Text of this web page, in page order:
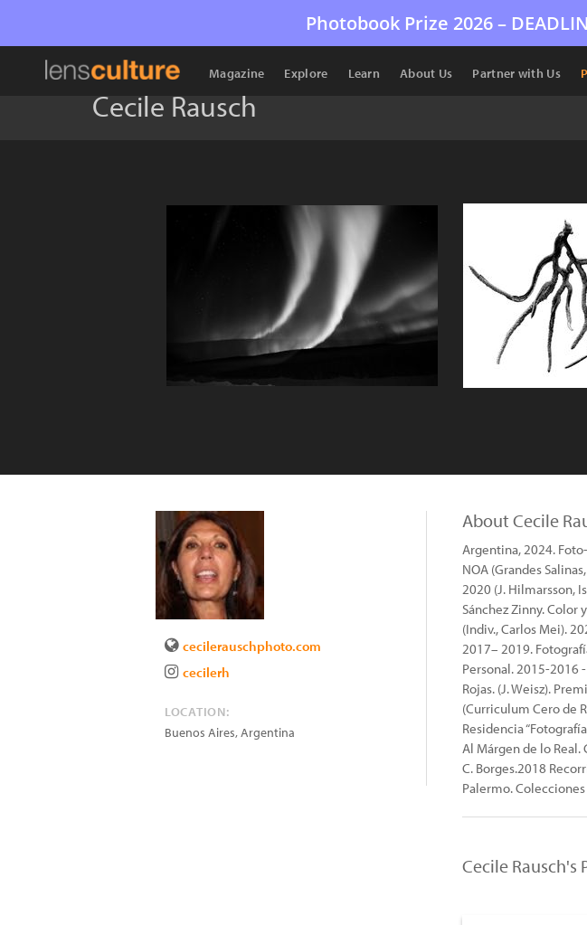
Photobook Prize 2026 –
Magazine Explore Learn About Us Partner with Us
Cecile Rausch
cecilerauschphoto.com
cecilerh
LOCATION:
Buenos Aires,Argentina
About Cecile
Argentina, 2024.
NOA (Grandes
2020 (J. Hilmarsson,
Sánchez Zinny. Color
(Indiv., Carlos Mei).
2017– 2019.
Personal. 2015-2016
Rojas. (J. Weisz).
(Curriculum Cero de
Residencia
Al Márgen de lo Real.
C. Borges.2018
Palermo.
Cecile Rausch's